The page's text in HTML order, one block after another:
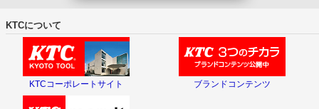
KTCについて
KTCコーポレートサイト ブランドコンテンツ